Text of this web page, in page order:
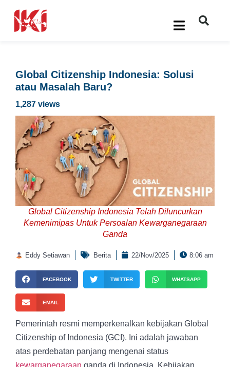
Global Citizenship Indonesia: Solusi
atau Masalah Baru?
1,287 views
Global Citizenship Indonesia Telah Diluncurkan
Kemenimipas Untuk Persoalan Kewarganegaraan
Ganda
Eddy Setiawan Berita 22/Nov/2025 8:06 am
FACEBOOK TWITTER WHATSAPP
EMAIL
Pemerintah resmi memperkenalkan kebijakan Global
Citizenship of Indonesia (GCI). Ini adalah jawaban
atas perdebatan panjang mengenai status
kewarganegaraan ganda di Indonesia. Kebijakan